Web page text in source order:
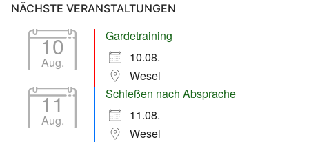
NÄCHSTE VERANSTALTUNGEN
10
Aug.
Gardetraining
10.08.
Wesel
11
Aug.
Schießen nach Absprache
11.08.
Wesel